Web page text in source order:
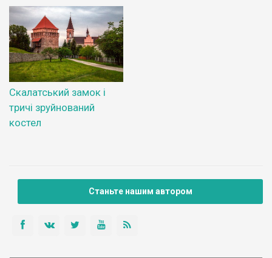
Скалатський замок і
тричі зруйнований
костел
Станьте нашим автором